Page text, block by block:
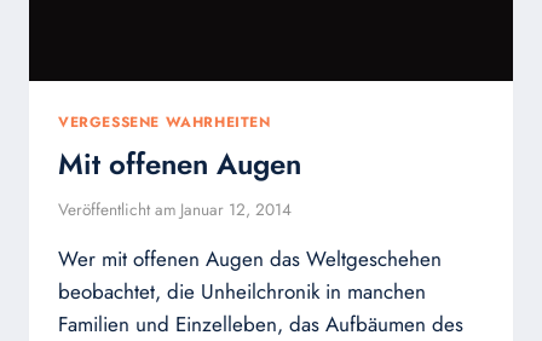
VERGESSENE WAHRHEITEN
Mit offenen Augen
Veröffentlicht am Januar 12, 2014
Wer mit offenen Augen das Weltgeschehen
beobachtet, die Unheilchronik in manchen
Familien und Einzelleben, das Aufbäumen des